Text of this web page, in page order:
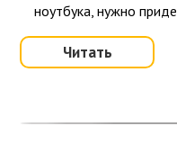
ноутбука, нужно
Читать